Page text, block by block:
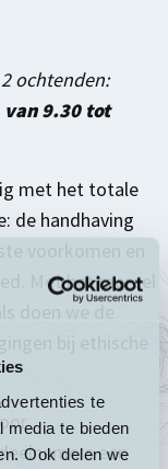
te
media te bieden
Ook delen we
ochtenden:
van 9.30 tot
met het totale
de handhaving
Met het moreel
doen we de
een